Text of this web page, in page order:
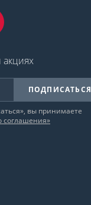
акциях
ПОДПИСАТЬСЯ
вы принимаете
соглашения»